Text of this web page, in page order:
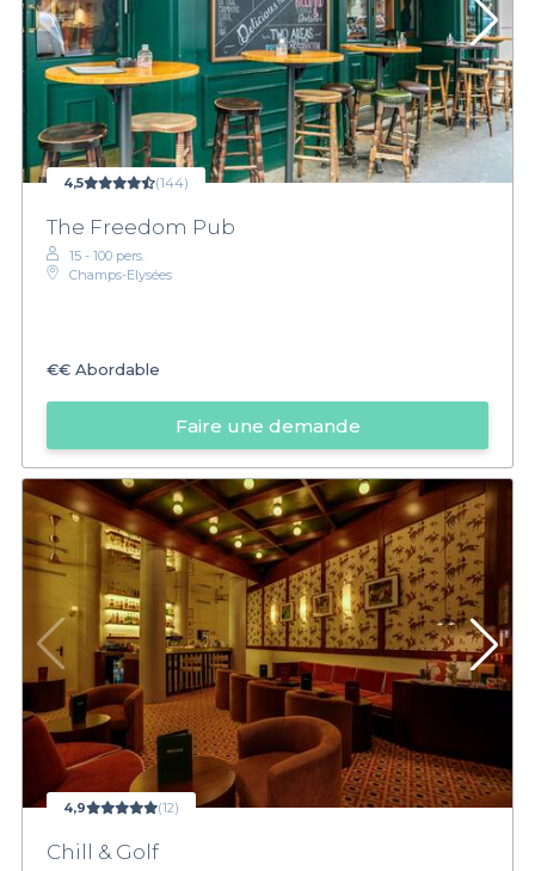
4,5 (144)
The Freedom Pub
15 - 100 pers.
Champs-Elysées
€€ Abordable
Faire une demande
4,9 (12)
Chill & Golf